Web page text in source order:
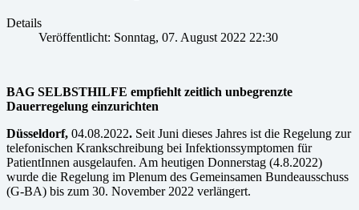
Details
Veröffentlicht: Sonntag, 07. August 2022 22:30
BAG SELBSTHILFE empfiehlt zeitlich unbegrenzte
Dauerregelung einzurichten
Düsseldorf, 04.08.2022. Seit Juni dieses Jahres ist die Regelung zur
telefonischen Krankschreibung bei Infektionssymptomen für
PatientInnen ausgelaufen. Am heutigen Donnerstag (4.8.2022)
wurde die Regelung im Plenum des Gemeinsamen Bundeausschuss
(G-BA) bis zum 30. November 2022 verlängert.